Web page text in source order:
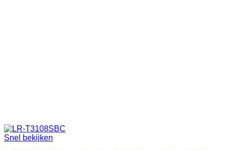
Snel bekijken